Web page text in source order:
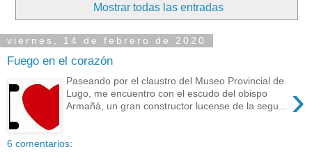
Mostrar todas las entradas
viernes, 14 de febrero de 2020
Fuego en el corazón
›
Paseando por el claustro del Museo Provincial de
Lugo, me encuentro con el escudo del obispo
Armañá, un gran constructor lucense de la segu...
6 comentarios: